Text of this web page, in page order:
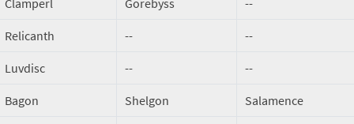
Clamperl Gorebyss --
Relicanth -- --
Luvdisc -- --
Bagon Shelgon Salamence